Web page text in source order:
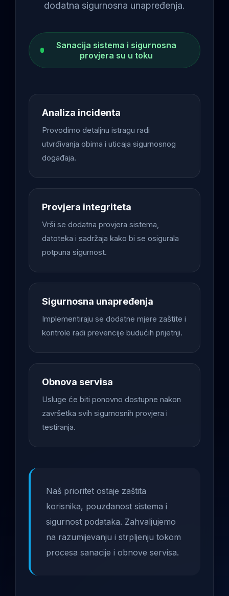
dodatna sigurnosna unapređenja.
Sanacija sistema i sigurnosna
provjera su u toku
Analiza incidenta
Provodimo detaljnu istragu radi
utvrđivanja obima i uticaja sigurnosnog
događaja.
Provjera integriteta
Vrši se dodatna provjera sistema,
datoteka i sadržaja kako bi se osigurala
potpuna sigurnost.
Sigurnosna unapređenja
Implementiraju se dodatne mjere zaštite i
kontrole radi prevencije budućih prijetnji.
Obnova servisa
Usluge će biti ponovno dostupne nakon
završetka svih sigurnosnih provjera i
testiranja.
Naš prioritet ostaje zaštita
korisnika, pouzdanost sistema i
sigurnost podataka. Zahvaljujemo
na razumijevanju i strpljenju tokom
procesa sanacije i obnove servisa.